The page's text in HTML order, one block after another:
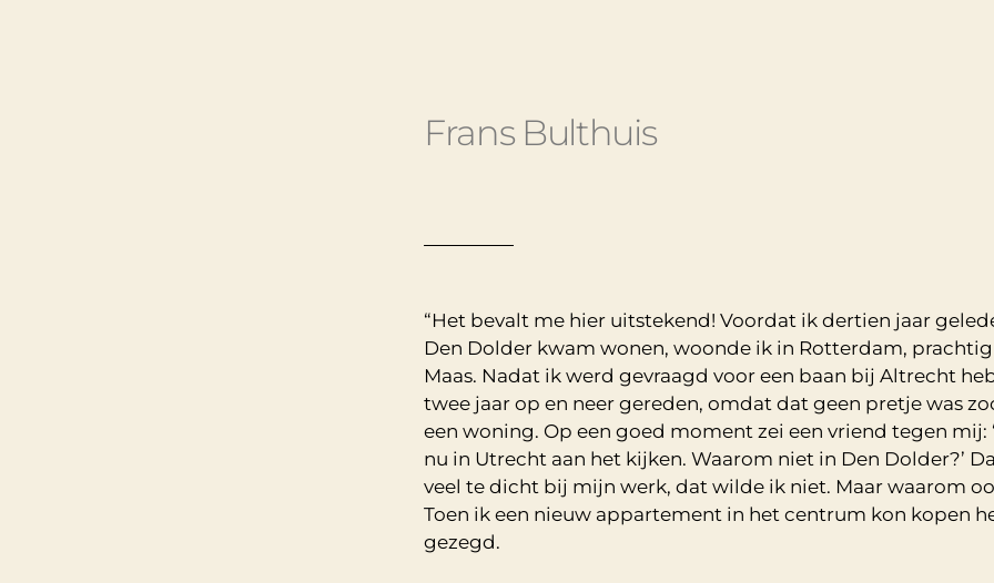
Frans Bulthuis
“Het bevalt me hier uitstekend! Voordat ik dertien jaar
Den Dolder kwam wonen, woonde ik in Rotterdam,
Maas. Nadat ik werd gevraagd voor een baan bij Altrecht
twee jaar op en neer gereden, omdat dat geen pretje was
een woning. Op een goed moment zei een vriend tegen mij:
nu in Utrecht aan het kijken. Waarom niet in Den Dolder?’
veel te dicht bij mijn werk, dat wilde ik niet. Maar waarom
Toen ik een nieuw appartement in het centrum kon kopen
gezegd.